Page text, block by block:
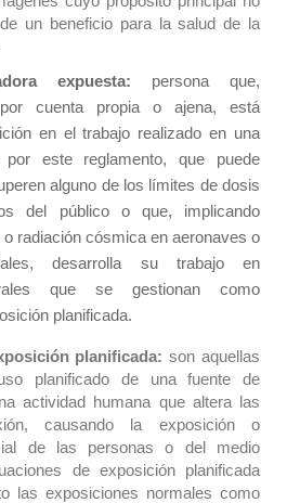
un beneficio para la salud de la
expuesta: persona que,
cuenta propia o ajena, está
en el trabajo realizado en una
por este reglamento, que puede
alguno de los límites de dosis
del público o que, implicando
radiación cósmica en aeronaves o
desarrolla su trabajo en
que se gestionan como
planificada.
planificada: son aquellas
planificado de una fuente de
actividad humana que altera las
causando la exposición o
de las personas o del medio
de exposición planificada
las exposiciones normales como